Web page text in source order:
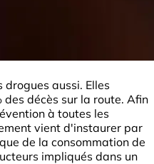
aussi. Elles
décès sur la route. Afin
à toutes les
vient d'instaurer par
de la consommation de
impliqués dans un